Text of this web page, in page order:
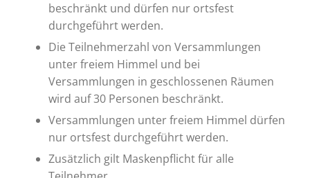
beschränkt und dürfen nur ortsfest
durchgeführt werden.
Die Teilnehmerzahl von Versammlungen
unter freiem Himmel und bei
Versammlungen in geschlossenen Räumen
wird auf 30 Personen beschränkt.
Versammlungen unter freiem Himmel dürfen
nur ortsfest durchgeführt werden.
Zusätzlich gilt Maskenpflicht für alle